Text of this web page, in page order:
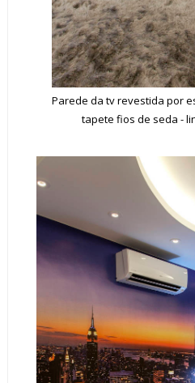
Parede da tv revestida por
tapete fios de seda -